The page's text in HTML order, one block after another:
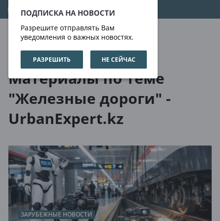
ПОДПИСКА НА НОВОСТИ
Разрешите отправлять Вам
уведомления о важных новостях.
РАЗРЕШИТЬ НЕ СЕЙЧАС
09.08.2026 10:40:41
О нас Метки
Материалы по теме
"Железные дороги" -
UrbanExpert.kz
ЗАРУБЕЖНЫЕ НОВОСТИ